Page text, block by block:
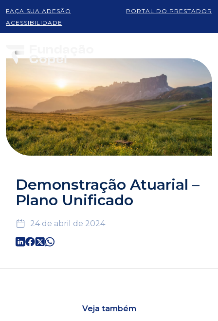
FAÇA SUA ADESÃO
PORTAL DO PRESTADOR
ACESSIBILIDADE
Demonstração Atuarial –
Plano Unificado
24 de abril de 2024
Veja também